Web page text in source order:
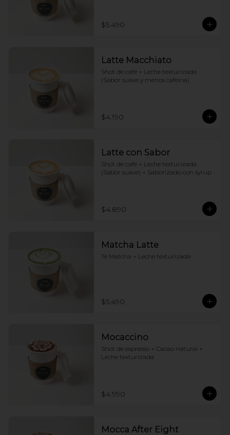
$5.490
Latte Macchiato
Shot de café + Leche texturizada
(Sabor suave y menos cafeina)
$4.190
Latte con Sabor
Shot de café + Leche texturizada
(Sabor suave) + Saborizado con syrup
$4.890
Matcha Latte
Té Matcha + Leche texturizada
$5.490
Mocaccino
Shot de espresso + Cacao natural +
Leche texturizada
$4.990
Mocca After Eight